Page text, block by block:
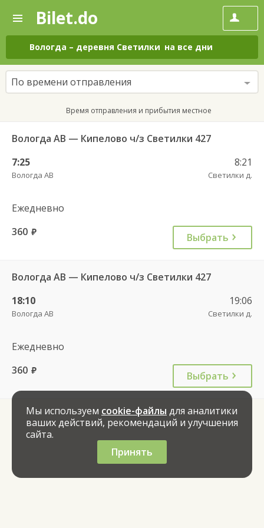
—
Поиск
и
покупка
билетов
на
автобус
онлайн
Bilet.do
Вологда – деревня Светилки на все дни
По времени отправления
Время отправления и прибытия местное
Вологда АВ — Кипелово ч/з Светилки 427
7:25
Вологда АВ
8:21
Светилки д.
Ежедневно
360 руб. Выбрать
Вологда АВ — Кипелово ч/з Светилки 427
18:10
Вологда АВ
19:06
Светилки д.
Ежедневно
360 руб. Выбрать
Мы используем cookie-файлы для аналитики
ваших действий, рекомендаций и улучшения
сайта.
Принять